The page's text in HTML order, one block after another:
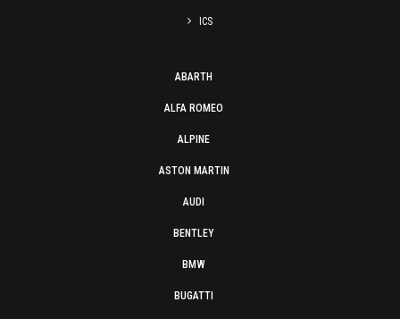
ICS
ABARTH
ALFA ROMEO
ALPINE
ASTON MARTIN
AUDI
BENTLEY
BMW
BUGATTI